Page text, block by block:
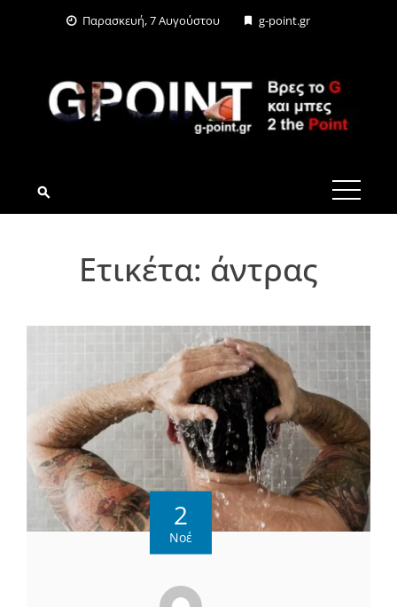
Παρασκευή, 7 Αυγούστου g-point.gr
G-POINT.GR
Ετικέτα: άντρας
2
Νοέ